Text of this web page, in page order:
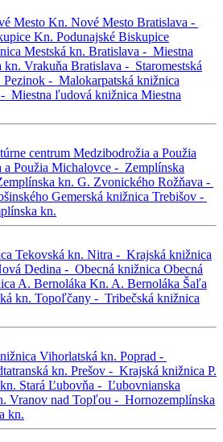
Mesto Kn. Nové Mesto Bratislava -
Kn. Podunajské Biskupice
Mestská kn. Bratislava - Miestna
kn. Vrakuňa Bratislava - Staromestská
Pezinok - Malokarpatská knižnica
Miestna ľudová knižnica Miestna
centrum Medzibodrožia a Použia
Použia Michalovce - Zemplínska
kn. G. Zvonického Rožňava -
Gemerská knižnica Trebišov -
kn.
Tekovská kn. Nitra - Krajská knižnica
Dedina - Obecná knižnica Obecná
A. Bernoláka Kn. A. Bernoláka Šaľa
kn. Topoľčany - Tribečská knižnica
Vihorlatská kn. Poprad -
kn. Prešov - Krajská knižnica P.
Stará Ľubovňa - Ľubovnianska
Vranov nad Topľou - Hornozemplínska
kn.